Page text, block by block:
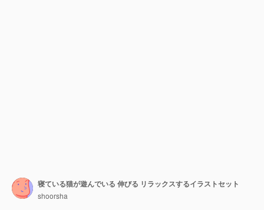
寝ている猫が遊んでいる 伸びる リラックスするイラストセット
shoorsha